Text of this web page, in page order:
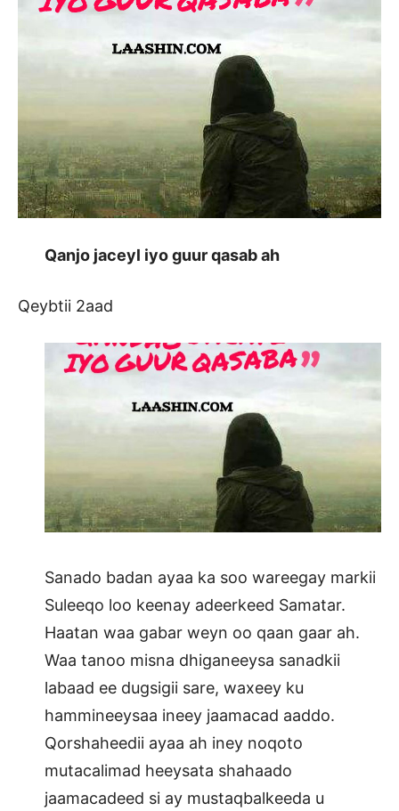
Qanjo jaceyl iyo guur qasab ah
Qeybtii 2aad
Sanado badan ayaa ka soo wareegay markii
Suleeqo loo keenay adeerkeed Samatar.
Haatan waa gabar weyn oo qaan gaar ah.
Waa tanoo misna dhiganeeysa sanadkii
labaad ee dugsigii sare, waxeey ku
hammineeysaa ineey jaamacad aaddo.
Qorshaheedii ayaa ah iney noqoto
mutacalimad heeysata shahaado
jaamacadeed si ay mustaqbalkeeda u